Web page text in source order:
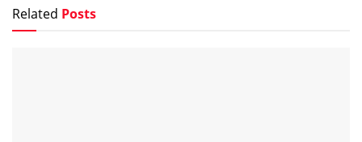
Related Posts